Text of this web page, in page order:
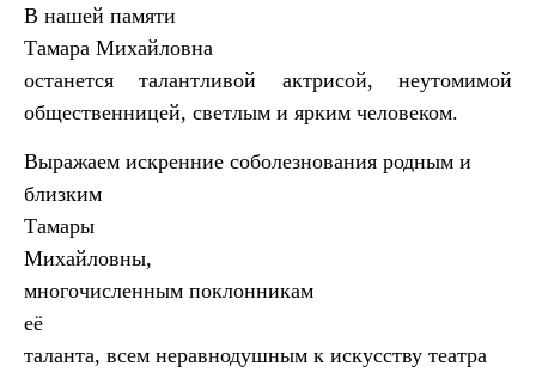
В нашей памяти
Тамара Михайловна
останется талантливой актрисой, неутомимой
общественницей, светлым и ярким человеком.
Выражаем искренние соболезнования родным и
близким
Тамары
Михайловны,
многочисленным поклонникам
её
таланта, всем неравнодушным к искусству театра